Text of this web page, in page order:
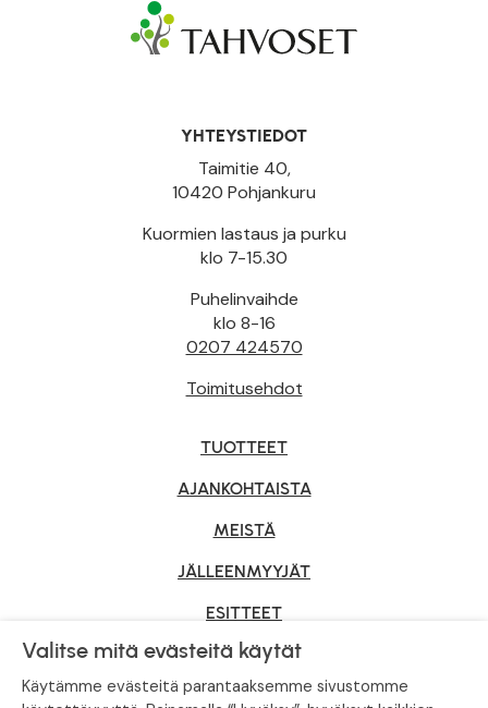
YHTEYSTIEDOT
Taimitie 40,
10420 Pohjankuru
Kuormien lastaus ja purku
klo 7-15.30
Puhelinvaihde
klo 8-16
0207 424570
Toimitusehdot
TUOTTEET
AJANKOHTAISTA
MEISTÄ
JÄLLEENMYYJÄT
ESITTEET
YRITYSMYYNTI
Valitse mitä evästeitä käytät
Käytämme evästeitä parantaaksemme sivustomme